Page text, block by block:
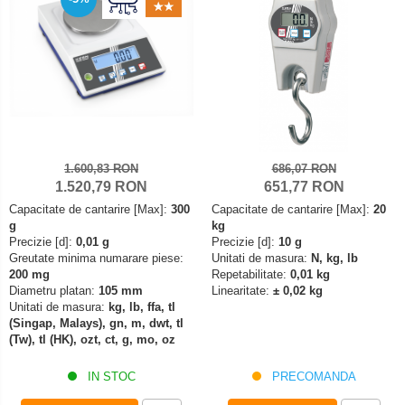
OIML E2
OIML F1
OIML F2
Greutati individuale
OIML E2
OIML F1
OIML F2
OIML M1
OIML M2
OIML M3
Greutati newtoniene
Colorimetre
Masurare forta
Bacuri cu surub
Masurarea fortei - Digital
Masurare cuplu
Masurare cuplu pentru capace cu filet
Masurare cuplu pentru scule
Masurarea grosimii stratului
Masurarea grosimii stratului - Digital
Masurarea grosimii materialului
Metoda Pulse-Echo
Declansator de picior
Dispozitive display
Elemente de protectie
Imprimante
Modul de interfatare
Placi etalon
Platforme de cantarire
Rampe si Rame din otel
Set calibrare temperatura
Suporti
Tije pentru inaltime
Foot switches
1.600,83 RON
1.520,79 RON
Capacitate de cantarire [Max]: 300
g
Precizie [d]: 0,01 g
Greutate minima numarare piese:
200 mg
Diametru platan: 105 mm
Unitati de masura: kg, lb, ffa, tl
(Singap, Malays), gn, m, dwt, tl
(Tw), tl (HK), ozt, ct, g, mo, oz
IN STOC
686,07 RON
651,77 RON
Capacitate de cantarire [Max]: 20
kg
Precizie [d]: 10 g
Unitati de masura: N, kg, lb
Repetabilitate: 0,01 kg
Linearitate: ± 0,02 kg
PRECOMANDA